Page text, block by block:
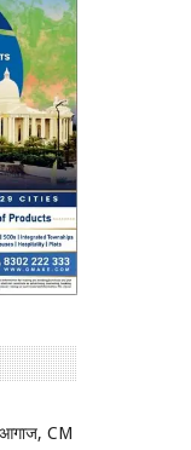
आगाज, CM